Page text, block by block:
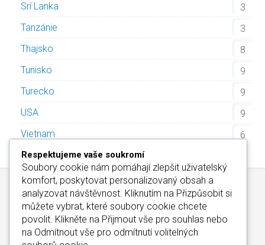
Srí Lanka
3
Tanzánie
3
Thajsko
8
Tunisko
9
Turecko
9
USA
9
Vietnam
6
Kontakt/Informace o Cookies/Katalog Alfa-Elchron
Respektujeme vaše soukromí
Soubory cookie nám pomáhají zlepšit uživatelský
komfort, poskytovat personalizovaný obsah a
analyzovat návštěvnost. Kliknutím na Přizpůsobit si
můžete vybrat, které soubory cookie chcete
povolit. Klikněte na Přijmout vše pro souhlas nebo
na Odmítnout vše pro odmítnutí volitelných